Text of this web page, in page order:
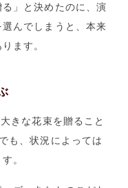
」と決めたのに、演
んでしまうと、本来
ます。
きな花束を贈ること
も、状況によっては
。